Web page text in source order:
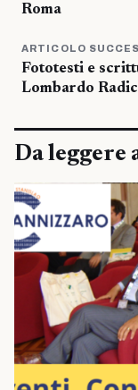
Roma
ARTICOLO
Fototesti e
Lombardo
Da leggere